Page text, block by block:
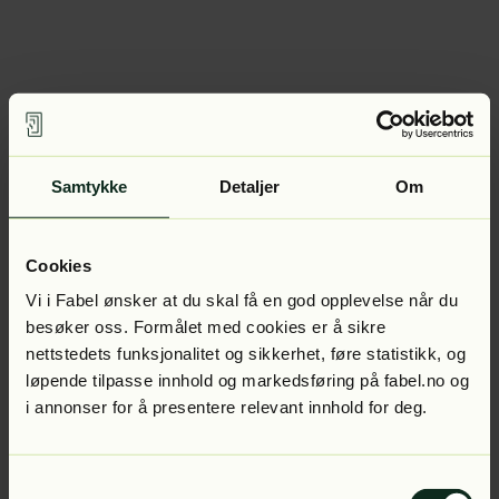
Samtykke Detaljer Om
Cookies
Vi i Fabel ønsker at du skal få en god opplevelse når du
besøker oss. Formålet med cookies er å sikre
nettstedets funksjonalitet og sikkerhet, føre statistikk, og
løpende tilpasse innhold og markedsføring på fabel.no og
i annonser for å presentere relevant innhold for deg.